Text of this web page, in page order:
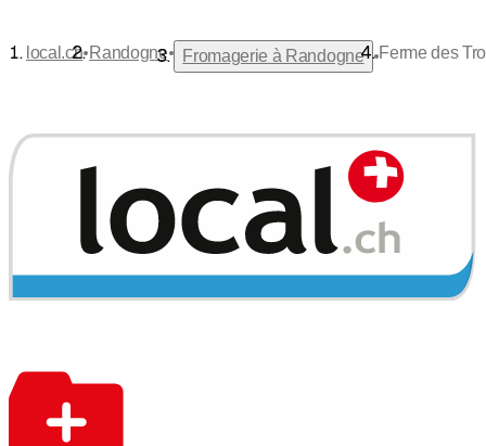
local.ch•Randogne• Fromagerie à Randogne •Ferme des